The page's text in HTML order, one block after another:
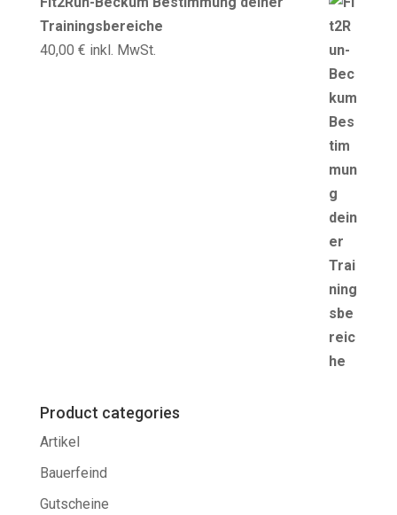
Trainingsbereiche
40,00 € inkl. MwSt.
Product categories
Artikel
Bauerfeind
Gutscheine